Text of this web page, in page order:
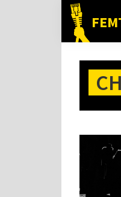
huvudnavigeringNätet
folket!